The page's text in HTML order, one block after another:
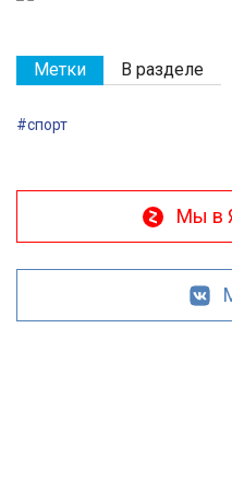
Метки В разделе
#спорт
Мы в